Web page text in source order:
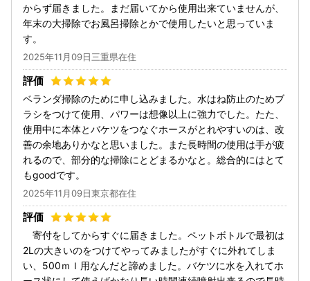
からず届きました。まだ届いてから使用出来ていませんが、
年末の大掃除でお風呂掃除とかで使用したいと思っていま
す。
2025年11月09日三重県在住
ベランダ掃除のために申し込みました。水はね防止のためブ
ラシをつけて使用、パワーは想像以上に強力でした。たた、
使用中に本体とバケツをつなぐホースがとれやすいのは、改
善の余地ありかなと思いました。また長時間の使用は手が疲
れるので、部分的な掃除にとどまるかなと。総合的にはとて
もgoodです。
2025年11月09日東京都在住
寄付をしてからすぐに届きました。ペットボトルで最初は
2Lの大きいのをつけてやってみましたがすぐに外れてしま
い、500ｍｌ用なんだと諦めました。バケツに水を入れてホ